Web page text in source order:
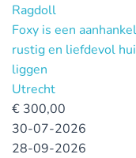
Ragdoll
Foxy is een
rustig en liefdevol
liggen
Utrecht
€ 300,00
30-07-2026
28-09-2026